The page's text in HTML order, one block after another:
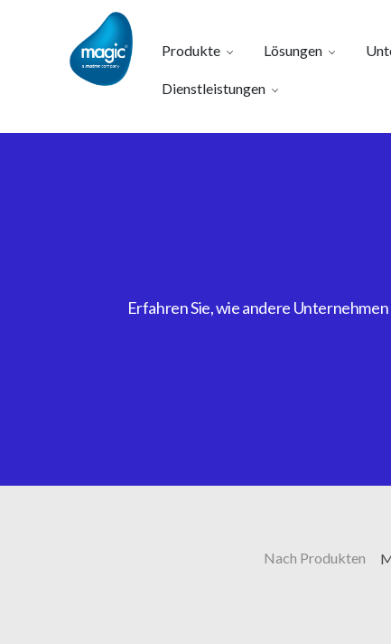
Produkte Lösungen
Dienstleistungen
Erfahren Sie, wie andere
Nach Produkten